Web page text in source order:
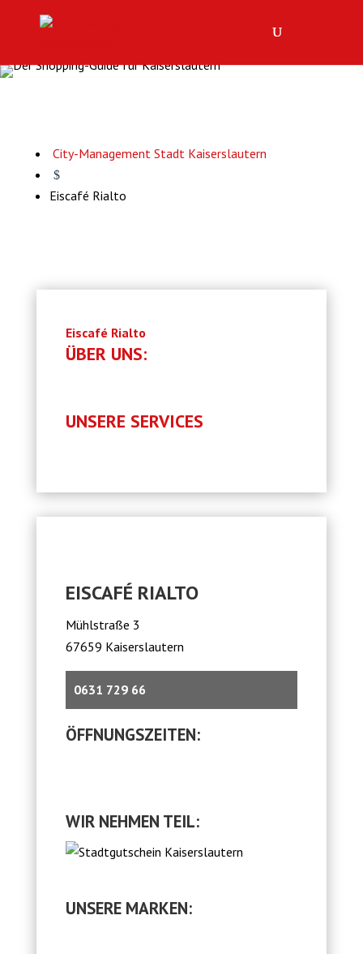
City-Management Stadt Kaiserslautern
$
Eiscafé Rialto
Eiscafé Rialto
ÜBER UNS:
UNSERE SERVICES
EISCAFÉ RIALTO
Mühlstraße 3
67659 Kaiserslautern
0631 729 66
ÖFFNUNGSZEITEN:
WIR NEHMEN TEIL:
UNSERE MARKEN: